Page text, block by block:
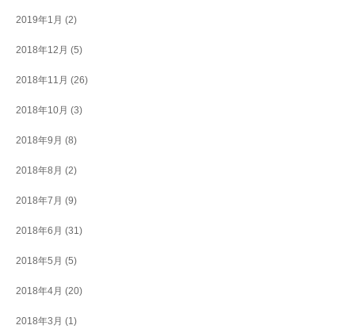
2019年1月 (2)
2018年12月 (5)
2018年11月 (26)
2018年10月 (3)
2018年9月 (8)
2018年8月 (2)
2018年7月 (9)
2018年6月 (31)
2018年5月 (5)
2018年4月 (20)
2018年3月 (1)